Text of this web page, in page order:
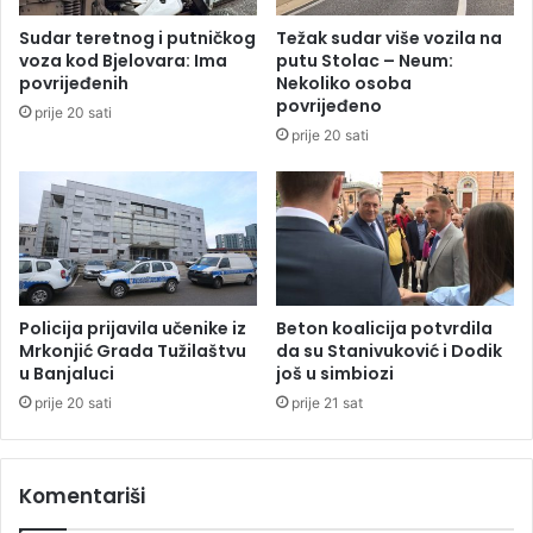
l
u
B
n
a
l
u
c
i
Sudar teretnog i putničkog
voza kod Bjelovara: Ima
povrijeđenih
prije 20 sati
Težak sudar više vozila na
putu Stolac – Neum:
Nekoliko osoba
povrijeđeno
prije 20 sati
Policija prijavila učenike iz
Mrkonjić Grada Tužilaštvu
u Banjaluci
prije 20 sati
Beton koalicija potvrdila
da su Stanivuković i Dodik
još u simbiozi
prije 21 sat
Komentariši